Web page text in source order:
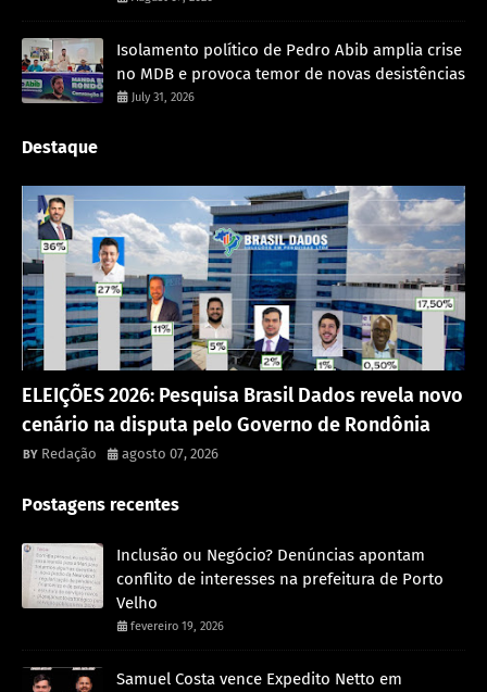
Isolamento político de Pedro Abib amplia crise
no MDB e provoca temor de novas desistências
July 31, 2026
Destaque
ELEIÇÕES 2026: Pesquisa Brasil Dados revela novo
cenário na disputa pelo Governo de Rondônia
Redação agosto 07, 2026
Postagens recentes
Inclusão ou Negócio? Denúncias apontam
conflito de interesses na prefeitura de Porto
Velho
fevereiro 19, 2026
Samuel Costa vence Expedito Netto em